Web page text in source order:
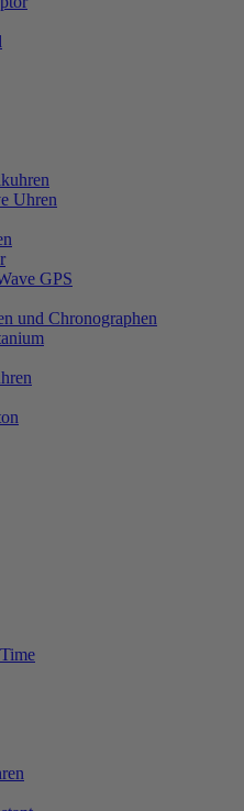
Uhren
GPS
und Chronographen